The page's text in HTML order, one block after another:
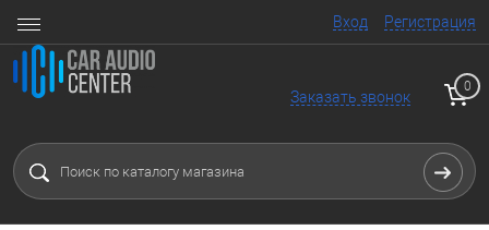
Вход Регистрация
Заказать звонок
0